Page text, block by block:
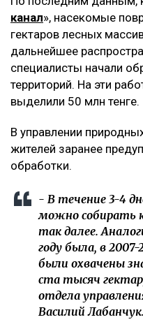
канал», насекомые
гектаров лесных
дальнейшее
специалисты начали
территорий. На эти
выделили 50 млн тенге.
В управлении
жителей заранее
обработки.
- В течение 3-4
можно собирать
так далее.
году была, в 2007-
были охвачены
ста тысяч
отдела
Василий Лабанчук.